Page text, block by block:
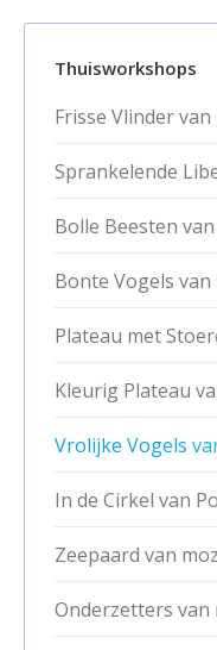
Thuisworkshops
Frisse Vlinder
Sprankelende
Bolle Beesten
Bonte Vogels van
Plateau met
Kleurig Plateau
Vrolijke Vogels
In de Cirkel van
Zeepaard van
Onderzetters van